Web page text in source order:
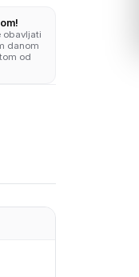
obavljati
danom
od